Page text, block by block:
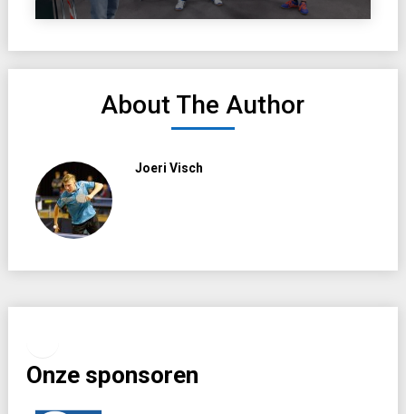
About The Author
Joeri Visch
Onze sponsoren